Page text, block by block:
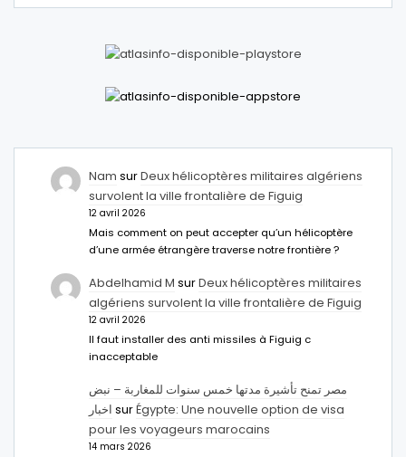
Nam surDeux hélicoptères militaires algériens
survolent la ville frontalière de Figuig
12 avril 2026
Mais comment on peut accepter qu’un hélicoptère
d’une armée étrangère traverse notre frontière ?
Abdelhamid M surDeux hélicoptères militaires
algériens survolent la ville frontalière de Figuig
12 avril 2026
Il faut installer des anti missiles à Figuig c
inacceptable
مصر تمنح تأشيرة مدتها خمس سنوات للمغاربة – نبض
اخبار surÉgypte: Une nouvelle option de visa
pour les voyageurs marocains
14 mars 2026